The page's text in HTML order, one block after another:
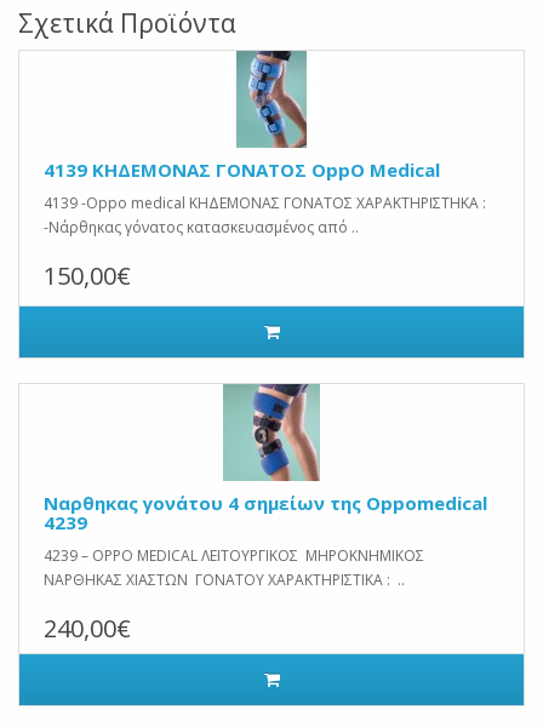
Σχετικά Προϊόντα
4139 ΚΗΔΕΜΟΝΑΣ ΓΟΝΑΤΟΣ OppO Medical
4139 -Oppo medical ΚΗΔΕΜΟΝΑΣ ΓΟΝΑΤΟΣ ΧΑΡΑΚΤΗΡΙΣΤΗΚΑ :
-Νάρθηκας γόνατος κατασκευασμένος από ..
150,00€
Ναρθηκας γονάτου 4 σημείων της Oppomedical
4239
4239 – OPPO MEDICAL ΛΕΙΤΟΥΡΓΙΚΟΣ ΜΗΡΟΚΝΗΜΙΚΟΣ
ΝΑΡΘΗΚΑΣ ΧΙΑΣΤΩΝ ΓΟΝΑΤΟΥ ΧΑΡΑΚΤΗΡΙΣΤΙΚΑ : ..
240,00€